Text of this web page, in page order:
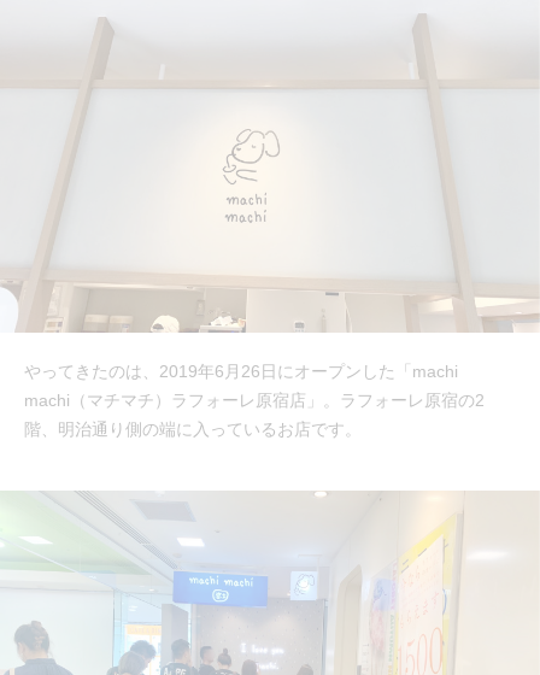
やってきたのは、2019年6月26日にオープンした「machi
machi（マチマチ）ラフォーレ原宿店」。ラフォーレ原宿の2
階、明治通り側の端に入っているお店です。